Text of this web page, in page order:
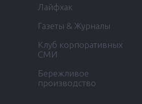
Лайфхак
Газеты & Журналы
Клуб корпоративных
СМИ
Бережливое
производство